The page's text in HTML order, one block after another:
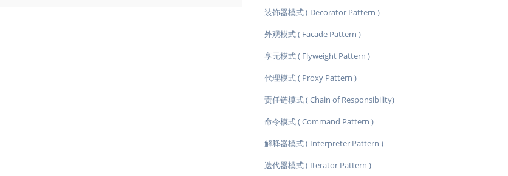
装饰器模式 ( Decorator Pattern )
外观模式 ( Facade Pattern )
享元模式 ( Flyweight Pattern )
代理模式 ( Proxy Pattern )
责任链模式 ( Chain of Responsibility)
命令模式 ( Command Pattern )
解释器模式 ( Interpreter Pattern )
迭代器模式 ( Iterator Pattern )